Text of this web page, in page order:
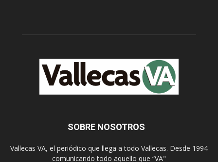
SOBRE NOSOTROS
Vallecas VA, el periódico que llega a todo Vallecas. Desde 1994
comunicando todo aquello que “VA"